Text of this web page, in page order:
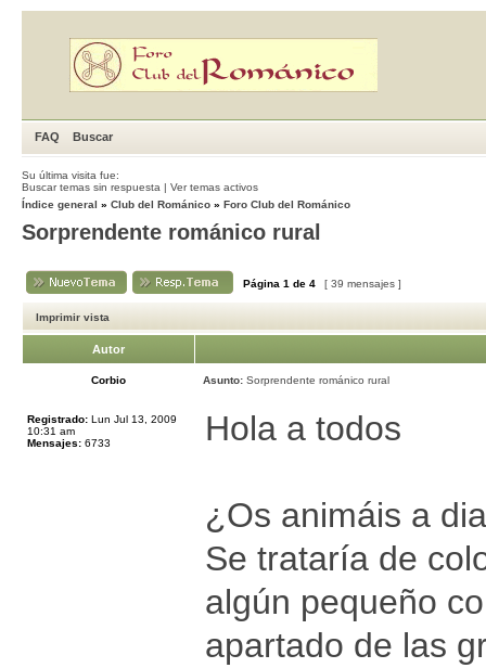
FAQ Buscar
Su última visita fue:
Buscar temas sin respuesta | Ver temas activos
Índice general » Club del Románico » Foro Club del Románico
Sorprendente románico rural
Página 1 de 4 [ 39 mensajes ]
Imprimir vista
Autor
Corbio Asunto: Sorprendente románico rural
Registrado: Lun Jul 13, 2009
10:31 am
Mensajes: 6733 Hola a todos
¿Os animáis a
Se trataría de
algún pequeño
apartado de las